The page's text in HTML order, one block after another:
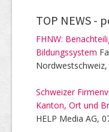
TOP NEWS -
FHNW:
Bildungssystem
Nordwestschweiz,
Schweizer
Kanton, Ort und
HELP Media AG,